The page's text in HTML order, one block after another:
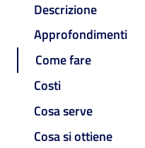
Descrizione
Approfondimenti
Come fare
Costi
Cosa serve
Cosa si ottiene